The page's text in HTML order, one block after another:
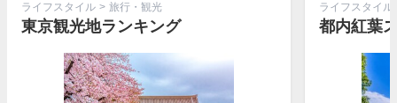
ライフスタイル > 旅行・観光
東京観光地ランキング
ライフスタイル
都内紅葉